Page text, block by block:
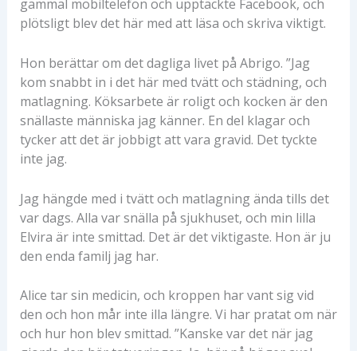
gammal mobiltelefon och upptäckte Facebook, och
plötsligt blev det här med att läsa och skriva viktigt.
Hon berättar om det dagliga livet på Abrigo. ”Jag
kom snabbt in i det här med tvätt och städning, och
matlagning. Köksarbete är roligt och kocken är den
snällaste människa jag känner. En del klagar och
tycker att det är jobbigt att vara gravid. Det tyckte
inte jag.
Jag hängde med i tvätt och matlagning ända tills det
var dags. Alla var snälla på sjukhuset, och min lilla
Elvira är inte smittad. Det är det viktigaste. Hon är ju
den enda familj jag har.
Alice tar sin medicin, och kroppen har vant sig vid
den och hon mår inte illa längre. Vi har pratat om när
och hur hon blev smittad. ”Kanske var det när jag